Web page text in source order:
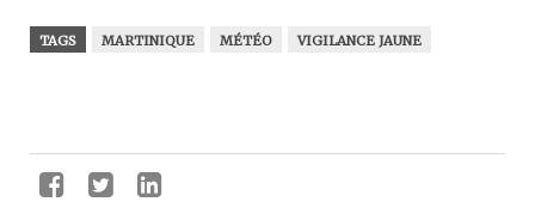
TAGS MARTINIQUE MÉTÉO VIGILANCE JAUNE